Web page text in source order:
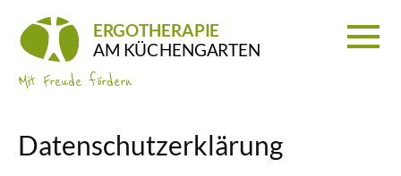
ERGOTHERAPIE
AM KÜCHENGARTEN
Mit Freude fördern
Datenschutz­erklärung